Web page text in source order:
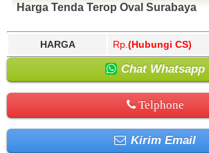
Harga Tenda Terop Oval Surabaya
HARGA Rp. (Hubungi CS)
Chat Whatsapp
Telphone
Kirim Email